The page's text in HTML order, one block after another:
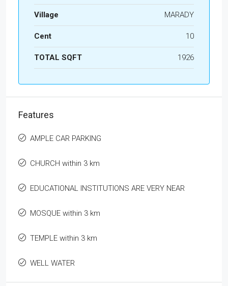
Village MARADY
Cent 10
TOTAL SQFT 1926
Features
AMPLE CAR PARKING
CHURCH within 3 km
EDUCATIONAL INSTITUTIONS ARE VERY NEAR
MOSQUE within 3 km
TEMPLE within 3 km
WELL WATER